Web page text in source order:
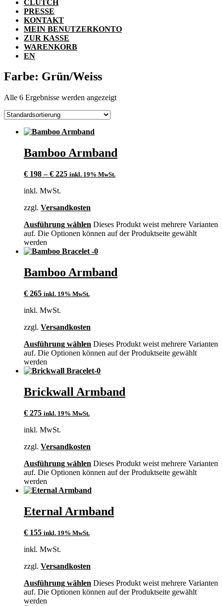
CLUTCH
PRESSE
KONTAKT
MEIN BENUTZERKONTO
ZUR KASSE
WARENKORB
EN
Farbe: Grün/Weiss
Alle 6 Ergebnisse werden angezeigt
Bamboo Armband
€ 198–€ 225 inkl. 19% MwSt.
inkl. MwSt.
zzgl. Versandkosten
Ausführung wählen Dieses Produkt weist mehrere Varianten
auf. Die Optionen können auf der Produktseite gewählt
werden
Bamboo Armband
€ 265 inkl. 19% MwSt.
inkl. MwSt.
zzgl. Versandkosten
Ausführung wählen Dieses Produkt weist mehrere Varianten
auf. Die Optionen können auf der Produktseite gewählt
werden
Brickwall Armband
€ 275 inkl. 19% MwSt.
inkl. MwSt.
zzgl. Versandkosten
Ausführung wählen Dieses Produkt weist mehrere Varianten
auf. Die Optionen können auf der Produktseite gewählt
werden
Eternal Armband
€ 155 inkl. 19% MwSt.
inkl. MwSt.
zzgl. Versandkosten
Ausführung wählen Dieses Produkt weist mehrere Varianten
auf. Die Optionen können auf der Produktseite gewählt
werden